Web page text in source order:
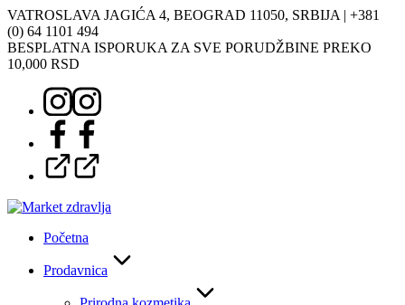
Skoči
na
sadržaj
VATROSLAVA JAGIĆA 4, BEOGRAD 11050, SRBIJA | +381
(0) 64 1101 494
BESPLATNA ISPORUKA ZA SVE PORUDŽBINE PREKO
10,000 RSD
Instagram
Facebook
Google
Početna
Prodavnica